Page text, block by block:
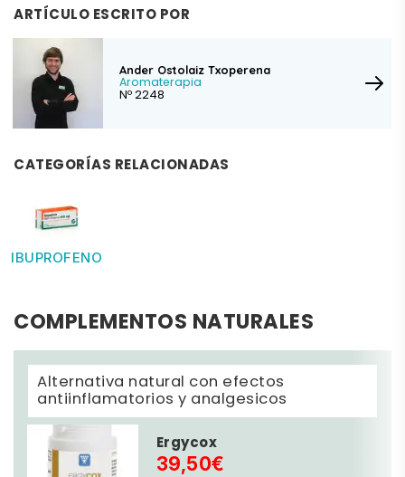
ARTÍCULO ESCRITO POR
Ander Ostolaiz Txoperena
Aromaterapia
Nº 2248
CATEGORÍAS RELACIONADAS
IBUPROFENO
COMPLEMENTOS NATURALES
Alternativa natural con efectos
antiinflamatorios y analgesicos
Ergycox
39,50€